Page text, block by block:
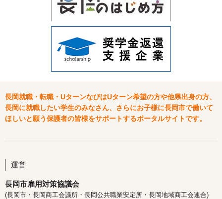
長岡就職・転職・UターンなびはUターン希望の方や他県出身の方、
長岡に就職したい学生のみなさん、さらにお子様に長岡市で働いて
ほしいと願う保護者の皆様をサポートするポータルサイトです。
運営
長岡市雇用対策協議会
(長岡市・長岡商工会議所・長岡公共職業安定所・長岡地域商工会連合)